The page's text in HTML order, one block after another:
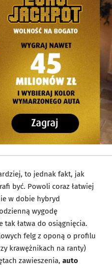
to jednak fakt, jak
być. Powoli coraz łatwiej
w dobie hybryd
wygodę
tak łatwa do osiągnięcia.
felg z oponą o profilu
krawężnikach na ranty)
zawieszenia, auto